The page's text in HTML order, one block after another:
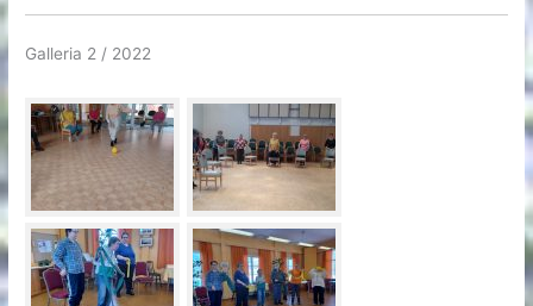
Galleria 2 / 2022